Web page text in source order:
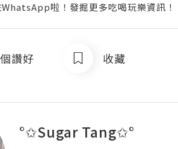
啦！發掘更多吃喝玩樂資訊！
讚好 收藏
°✩Sugar Tang✩°